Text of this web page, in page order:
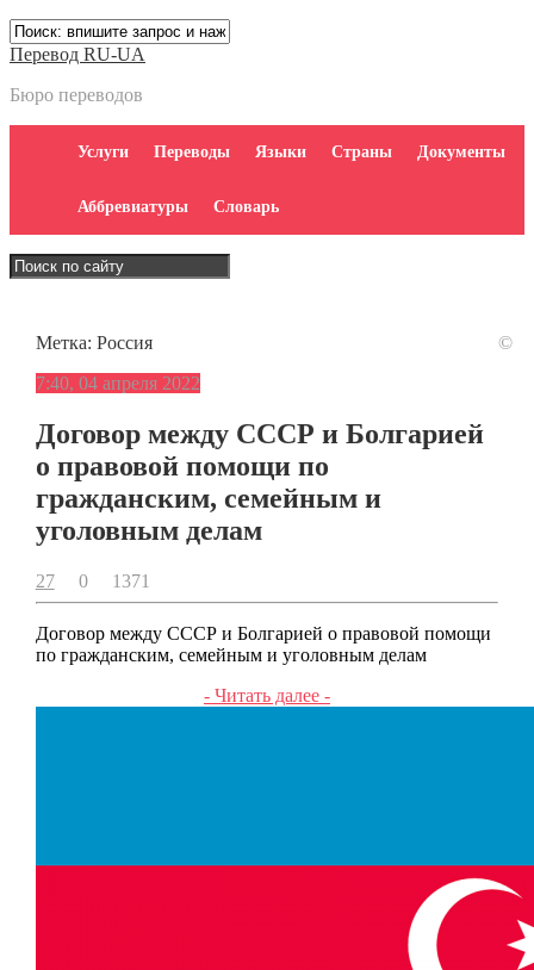
Перевод RU-UA
Бюро переводов
Услуги Переводы Языки Страны Документы
Аббревиатуры Словарь
Метка: Россия
7:40, 04 апреля 2022
Договор между СССР и Болгарией
о правовой помощи по
гражданским, семейным и
уголовным делам
27 0 1371
Договор между СССР и Болгарией о правовой помощи
по гражданским, семейным и уголовным делам
- Читать далее -
©